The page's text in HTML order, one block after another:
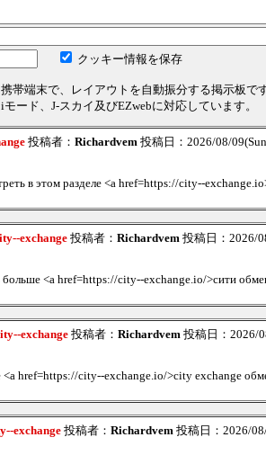
クッキー情報を保存
帯端末で、レイアウトを自動振分する掲示板で
ード、J-スカイ及びEZwebに対応しています。
投稿者： Richardvem 投稿日：2026/08/
в этом разделе <a href=https://city--
exchange 投稿者： Richardvem 投稿日：2026/
больше <a href=https://city--exchange.io/>сити
exchange 投稿者： Richardvem 投稿日：2026/
<a href=https://city--exchange.io/>city exchange
exchange 投稿者： Richardvem 投稿日：2026/